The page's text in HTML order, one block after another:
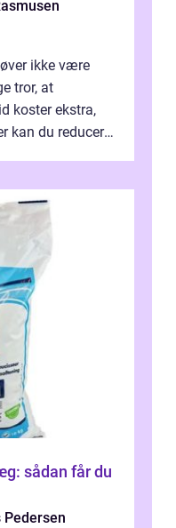
ikke være
tror, at
koster ekstra,
kan du reducere
sådan får du
Pedersen